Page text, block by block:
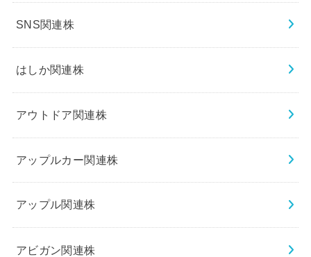
SNS関連株
はしか関連株
アウトドア関連株
アップルカー関連株
アップル関連株
アビガン関連株